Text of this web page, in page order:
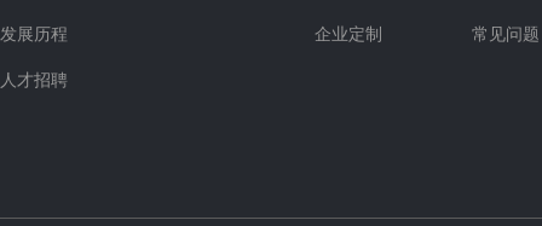
发展历程
人才招聘
企业定制
常见问题